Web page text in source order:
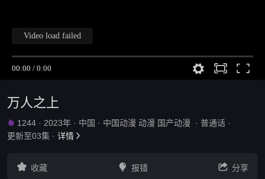
视频
万人之上
 1244 · 2023年 · 中国 · 中国动漫 动漫 国产动漫 · 普通话 ·
更新至03集 · 详情 
 收藏  报错  分享